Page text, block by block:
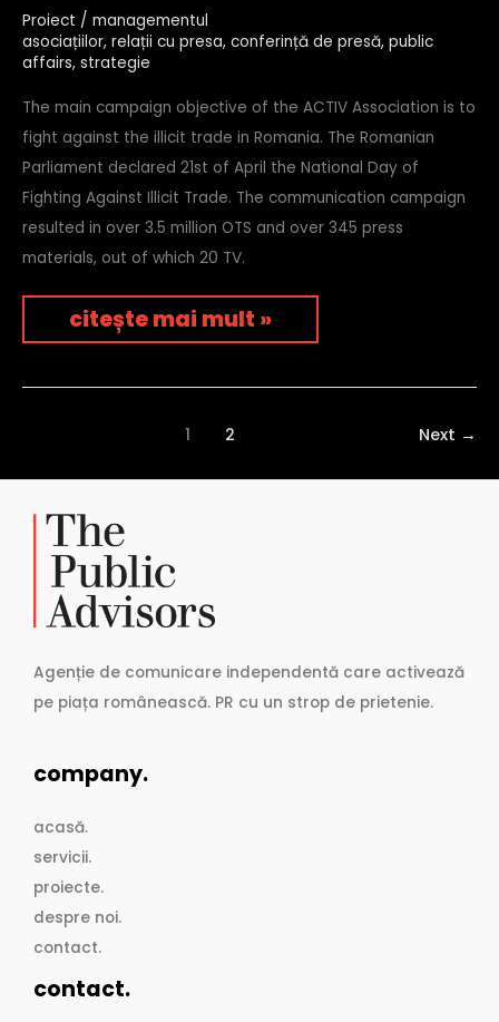
Proiect / managementul
asociațiilor, relații cu presa, conferință de presă, public
affairs, strategie
The main campaign objective of the ACTIV Association is to
fight against the illicit trade in Romania. The Romanian
Parliament declared 21st of April the National Day of
Fighting Against Illicit Trade. The communication campaign
resulted in over 3.5 million OTS and over 345 press
materials, out of which 20 TV.
comerțului
ilicit
–
active
citește mai mult »
1 2 Next →
Agenție de comunicare independentă care activează
pe piața românească. PR cu un strop de prietenie.
company.
acasă.
servicii.
proiecte.
despre noi.
contact.
contact.